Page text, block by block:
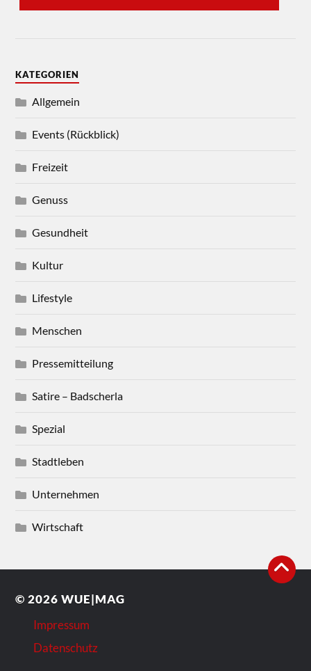
KATEGORIEN
Allgemein
Events (Rückblick)
Freizeit
Genuss
Gesundheit
Kultur
Lifestyle
Menschen
Pressemitteilung
Satire – Badscherla
Spezial
Stadtleben
Unternehmen
Wirtschaft
© 2026WUE|MAG
Impressum
Datenschutz